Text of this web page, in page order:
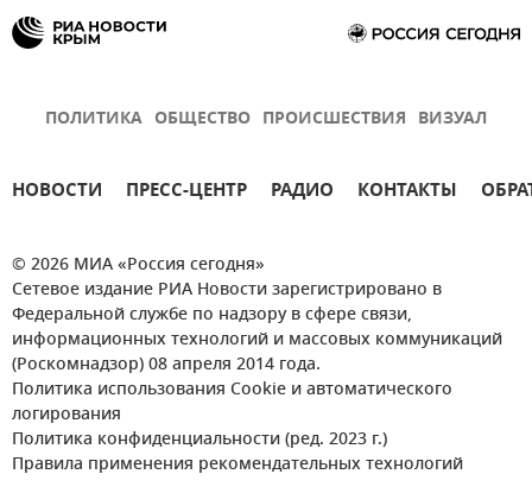
ПОЛИТИКА ОБЩЕСТВО ПРОИСШЕСТВИЯ ВИЗУАЛ
НОВОСТИ ПРЕСС-ЦЕНТР РАДИО КОНТАКТЫ
© 2026 МИА «Россия сегодня»
Сетевое издание РИА Новости зарегистрировано в
Федеральной службе по надзору в сфере связи,
информационных технологий и массовых коммуникаций
(Роскомнадзор) 08 апреля 2014 года.
Политика использования Cookie и автоматического
логирования
Политика конфиденциальности (ред. 2023 г.)
Правила применения рекомендательных технологий